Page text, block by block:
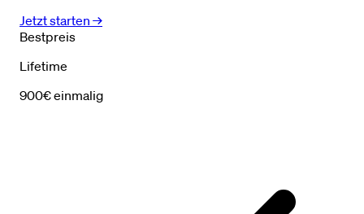
Jetzt starten →
Bestpreis
Lifetime
900€einmalig